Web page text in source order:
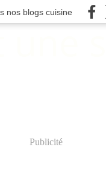
nos blogs cuisine
Publicité